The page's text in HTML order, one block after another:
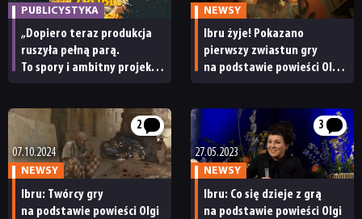
DYSKUSJE
SKLEP
PUBLICYSTYKA
„Dopiero teraz produkcja
ruszyła pełną parą.
To spory i ambitny projekt”.
Tokarczuk i porównaniach
z Deus Eksem [TYLKO U NAS]
NEWSY
Ibru żyje! Pokazano
pierwszy zwiastun gry
na podstawie powieści Olgi
opóźnieniem
2
07.10.2024
NEWSY
Ibru: Twórcy gry
na podstawie powieści Olgi
3
27.05.2023
NEWSY
Ibru: Co się dzieje z grą
na podstawie powieści Olgi